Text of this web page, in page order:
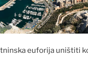
euforija uništiti